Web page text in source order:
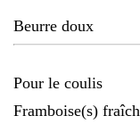
Beurre doux
Pour le coulis
Framboise(s)